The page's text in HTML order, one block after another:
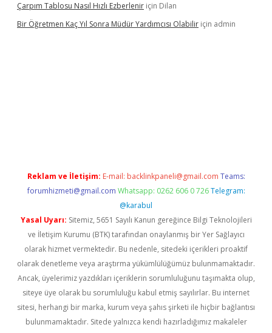
Çarpım Tablosu Nasıl Hızlı Ezberlenir için Dilan
Bir Öğretmen Kaç Yıl Sonra Müdür Yardımcısı Olabilir için admin
Reklam ve İletişim: E-mail: backlinkpaneli@gmail.com Teams:
forumhizmeti@gmail.com Whatsapp: 0262 606 0 726 Telegram:
@karabul
Yasal Uyarı: Sitemiz, 5651 Sayılı Kanun gereğince Bilgi Teknolojileri
ve İletişim Kurumu (BTK) tarafından onaylanmış bir Yer Sağlayıcı
olarak hizmet vermektedir. Bu nedenle, sitedeki içerikleri proaktif
olarak denetleme veya araştırma yükümlülüğümüz bulunmamaktadır.
Ancak, üyelerimiz yazdıkları içeriklerin sorumluluğunu taşımakta olup,
siteye üye olarak bu sorumluluğu kabul etmiş sayılırlar. Bu internet
sitesi, herhangi bir marka, kurum veya şahıs şirketi ile hiçbir bağlantısı
bulunmamaktadır. Sitede yalnızca kendi hazırladığımız makaleler